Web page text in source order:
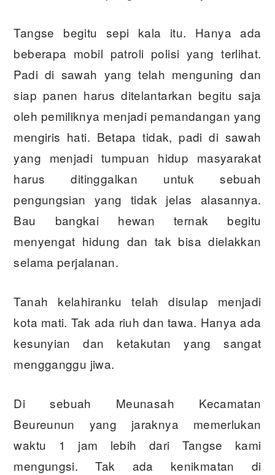
Tangse begitu sepi kala itu. Hanya ada
beberapa mobil patroli polisi yang terlihat.
Padi di sawah yang telah menguning dan
siap panen harus ditelantarkan begitu saja
oleh pemiliknya menjadi pemandangan yang
mengiris hati. Betapa tidak, padi di sawah
yang menjadi tumpuan hidup masyarakat
harus ditinggalkan untuk sebuah
pengungsian yang tidak jelas alasannya.
Bau bangkai hewan ternak begitu
menyengat hidung dan tak bisa dielakkan
selama perjalanan.
Tanah kelahiranku telah disulap menjadi
kota mati. Tak ada riuh dan tawa. Hanya ada
kesunyian dan ketakutan yang sangat
mengganggu jiwa.
Di sebuah Meunasah Kecamatan
Beureunun yang jaraknya memerlukan
waktu 1 jam lebih dari Tangse kami
mengungsi. Tak ada kenikmatan di